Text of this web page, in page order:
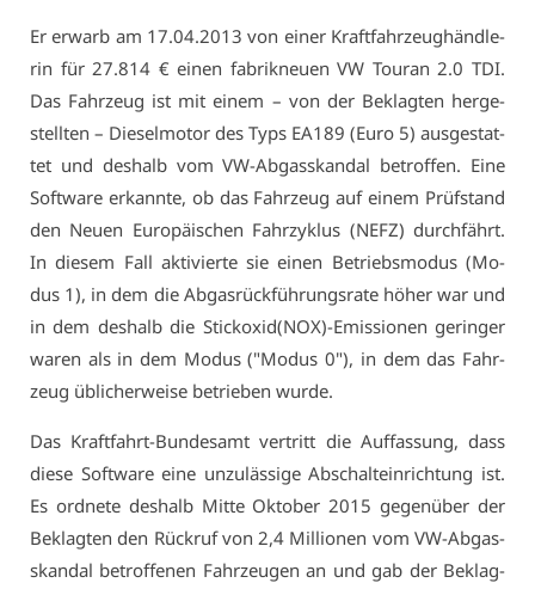
Er er­warb am 17.04.2013 von ei­ner Kraft­fahr­zeug­händ­le­
rin für 27.814 € ei­nen fa­brik­neu­en VW Tou­ran 2.0 TDI.
Das Fahr­zeug ist mit ei­nem – von der Be­klag­ten her­ge­
stell­ten – Die­sel­mo­tor des Typs EA189 (Eu­ro 5) aus­ge­stat­
tet und des­halb vom VW-Ab­gas­skan­dal be­trof­fen. Ei­ne
Soft­ware er­kann­te, ob das Fahr­zeug auf ei­nem Prüf­stand
den Neu­en Eu­ro­päi­schen Fahr­zy­klus (NEFZ) durch­fährt.
In die­sem Fall ak­ti­vier­te sie ei­nen Be­triebs­mo­dus (Mo­
dus 1), in dem die Ab­gas­rück­füh­rungs­ra­te hö­her war und
in dem des­halb die Stick­oxid(NOX)-Emis­sio­nen ge­rin­ger
wa­ren als in dem Mo­dus ("Mo­dus 0"), in dem das Fahr­
zeug üb­li­cher­wei­se be­trie­ben wur­de.
Das Kraft­fahrt-Bun­des­amt ver­tritt die Auf­fas­sung, dass
die­se Soft­ware ei­ne un­zu­läs­si­ge Ab­schalt­ein­rich­tung ist.
Es ord­ne­te des­halb Mit­te Ok­to­ber 2015 ge­gen­über der
Be­klag­ten den Rück­ruf von 2,4 Mil­lio­nen vom VW-Ab­gas­
skan­dal be­trof­fe­nen Fahr­zeu­gen an und gab der Be­klag­